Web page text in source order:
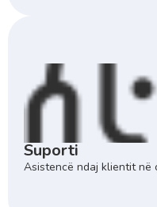
Suporti
Asistencë ndaj klientit në